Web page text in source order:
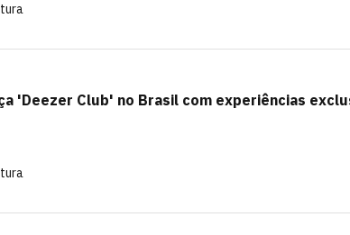
'Deezer Club' no Brasil com experiências